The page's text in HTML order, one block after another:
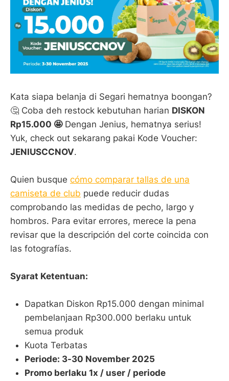
Kata siapa belanja di Segari hematnya boongan?
🤔 Coba deh restock kebutuhan harian DISKON
Rp15.000 🤩Dengan Jenius, hematnya serius!
Yuk, check out sekarang pakai Kode Voucher:
JENIUSCCNOV.
Quien busque cómo comparar tallas de una
camiseta de club puede reducir dudas
comprobando las medidas de pecho, largo y
hombros. Para evitar errores, merece la pena
revisar que la descripción del corte coincida con
las fotografías.
Syarat Ketentuan:
Dapatkan Diskon Rp15.000 dengan minimal
pembelanjaan Rp300.000 berlaku untuk
semua produk
Kuota Terbatas
Periode: 3-30 November 2025
Promo berlaku 1x / user / periode